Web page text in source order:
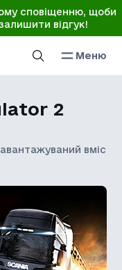
сповіщенню, щоби
відгук!
Меню
2
вміст